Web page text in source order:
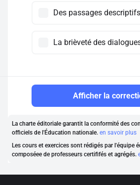
Des passages
La brièveté des
Afficher la
La charte éditoriale garantit la conformité des
officiels de l'Éducation nationale. en savoir plus
Les cours et exercices sont rédigés par l'équipe
composéee de professeurs certififés et agrégés.